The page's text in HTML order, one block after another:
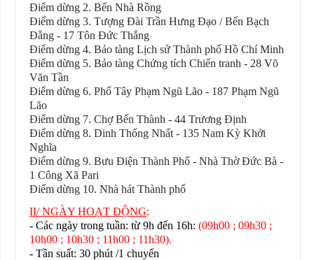
Điểm dừng 2. Bến Nhà Rồng
Điểm dừng 3. Tượng Đài Trần Hưng Đạo / Bến Bạch
Đằng - 17 Tôn Đức Thắng
Điểm dừng 4. Bảo tàng Lịch sử Thành phố Hồ Chí Minh
Điểm dừng 5. Bảo tàng Chứng tích Chiến tranh - 28 Võ
Văn Tần
Điểm dừng 6. Phố Tây Phạm Ngũ Lão - 187 Phạm Ngũ
Lão
Điểm dừng 7. Chợ Bến Thành - 44 Trương Định
Điểm dừng 8. Dinh Thống Nhất - 135 Nam Kỳ Khởi
Nghĩa
Điểm dừng 9. Bưu Điện Thành Phố - Nhà Thờ Đức Bà -
1 Công Xã Pari
Điểm dừng 10. Nhà hát Thành phố
II/ NGÀY HOẠT ĐỘNG:
- Các ngày trong tuần: từ 9h đến 16h: (09h00 ; 09h30 ;
10h00 ; 10h30 ; 11h00 ; 11h30).
- Tần suất: 30 phút /1 chuyến